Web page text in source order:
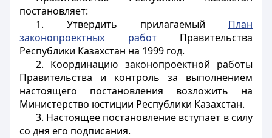
постановляет:
1. Утвердить прилагаемый План
законопроектных работПравительства
Республики Казахстан на 1999 год.
2. Координацию законопроектной работы
Правительства и контроль за выполнением
настоящего постановления возложить на
Министерство юстиции Республики Казахстан.
3. Настоящее постановление вступает в силу
со дня его подписания.